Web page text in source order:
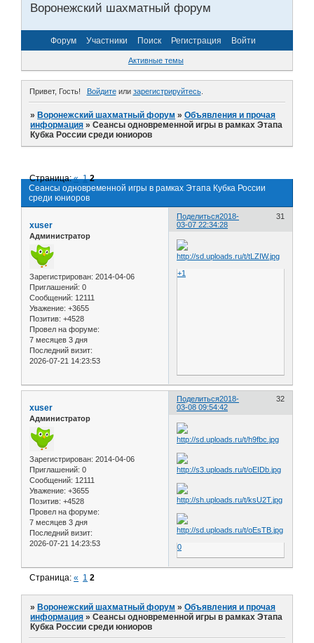
Воронежский шахматный форум
Форум Участники Поиск Регистрация Войти
Активные темы
Привет, Гость! Войдитеили зарегистрируйтесь.
»Воронежский шахматный форум »Объявления и прочая
информация »Сеансы одновременной игры в рамках Этапа
Кубка России среди юниоров
Сеансы одновременной игры в рамках Этапа Кубка России
среди юниоров
Страница:« 1 2
Поделиться 31
2018-
03-07 22:34:28
xuser
Администратор
Зарегистрирован: 2014-04-06
Приглашений: 0
Сообщений: 12111
Уважение: +3655
Позитив: +4528
Провел на форуме:
7 месяцев 3 дня
Последний визит:
2026-07-21 14:23:53
+1
Поделиться 32
2018-
03-08 09:54:42
xuser
Администратор
Зарегистрирован: 2014-04-06
Приглашений: 0
Сообщений: 12111
Уважение: +3655
Позитив: +4528
Провел на форуме:
7 месяцев 3 дня
Последний визит:
2026-07-21 14:23:53
0
Страница:« 1 2
» Воронежский шахматный форум »Объявления и прочая
информация »Сеансы одновременной игры в рамках Этапа
Кубка России среди юниоров